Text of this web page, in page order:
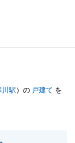
大変だったか
にお引き渡し
げます。
川駅）の 戸建て を